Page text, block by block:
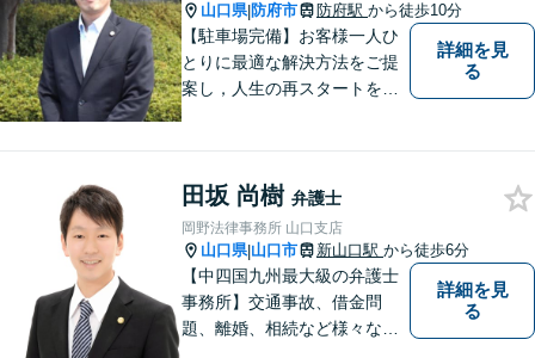
山口県|防府市 防府駅 から徒歩10分
【駐車場完備】お客様一人ひ
とりに最適な解決方法をご提
案し，人生の再スタートをお
無料】お気軽にご相談くださ
い。
詳細を見
る
田坂 尚樹 弁護士
岡野法律事務所 山口支店
山口県|山口市 新山口駅 から徒歩6分
【中四国九州最大級の弁護士
事務所】交通事故、借金問
題、離婚、相続など様々な問
詳細を見
る